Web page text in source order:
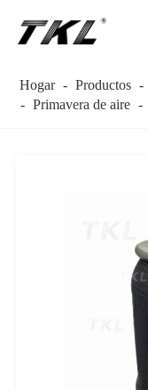
Hogar Productos
Primavera de aire